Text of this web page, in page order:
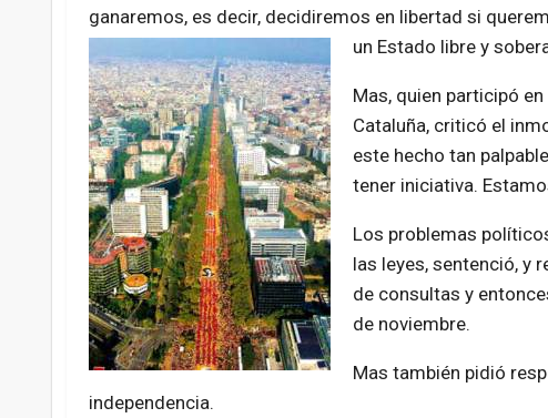
ganaremos, es decir, decidiremos en libertad si
un Estado libre y
Mas, quien participó
Cataluña, criticó el
este hecho tan
tener iniciativa.
Los problemas
las leyes, sentenció, y
de consultas y
de noviembre.
Mas también pidió
independencia.